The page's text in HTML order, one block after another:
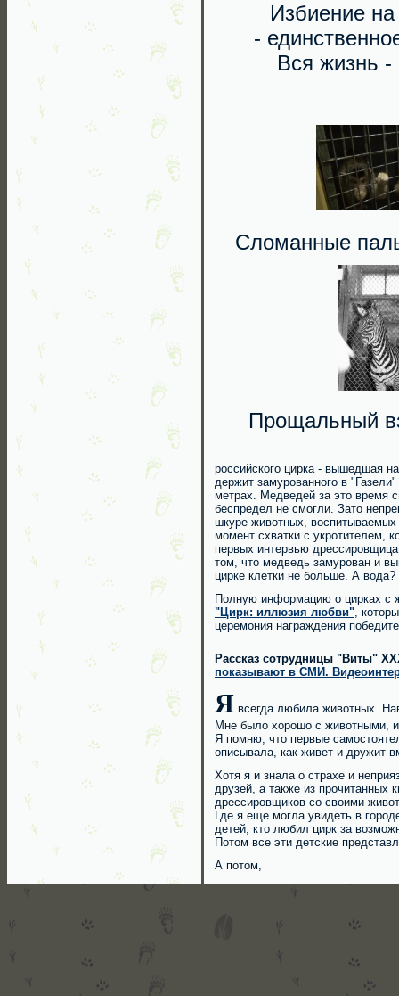
Избиение
-
Вся жизнь -
Сломанные
Прощальный
российского цирка - вышедшая
держит замурованного в
метрах. Медведей за это время
беспредел не смогли. Зато
шкуре животных,
момент схватки с укротителем,
первых интервью
том, что медведь замурован и
цирке клетки не больше. А
Полную информацию о цирках с
"Цирк: иллюзия любви",
церемония награждения
Рассказ сотрудницы "Виты"
показывают в СМИ.
Я всегда любила животных.
Мне было хорошо с животными,
Я помню, что первые
описывала, как живет и дружит
Хотя я и знала о страхе и
друзей, а также из прочитанных
дрессировщиков со своими
Где я еще могла увидеть в
детей, кто любил цирк за
Потом все эти детские
А потом,